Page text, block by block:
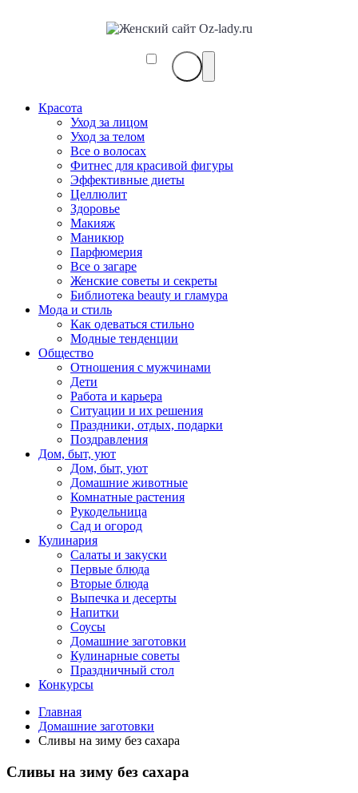
Красота
Уход за лицом
Уход за телом
Все о волосах
Фитнес для красивой фигуры
Эффективные диеты
Целлюлит
Здоровье
Макияж
Маникюр
Парфюмерия
Все о загаре
Женские советы и секреты
Библиотека beauty и гламура
Мода и стиль
Как одеваться стильно
Модные тенденции
Общество
Отношения с мужчинами
Дети
Работа и карьера
Ситуации и их решения
Праздники, отдых, подарки
Поздравления
Дом, быт, уют
Дом, быт, уют
Домашние животные
Комнатные растения
Рукодельница
Сад и огород
Кулинария
Салаты и закуски
Первые блюда
Вторые блюда
Выпечка и десерты
Напитки
Соусы
Домашние заготовки
Кулинарные советы
Праздничный стол
Конкурсы
Главная
Домашние заготовки
Сливы на зиму без сахара
Сливы на зиму без сахара